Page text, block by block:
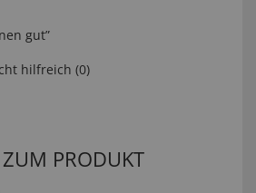
gut”
hilfreich (0)
PRODUKT